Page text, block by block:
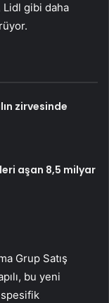
Lidl gibi daha
zirvesinde
aşan 8,5 milyar
Grup Satış
bu yeni